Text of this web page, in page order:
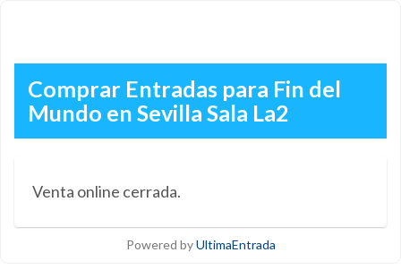
Comprar Entradas para Fin del
Mundo en Sevilla Sala La2
Venta online cerrada.
Powered byUltimaEntrada